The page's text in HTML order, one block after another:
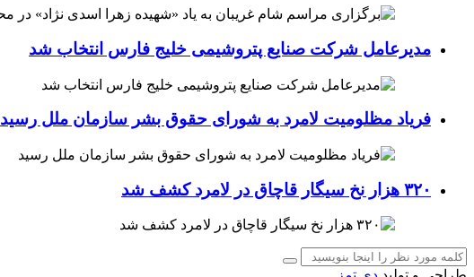
مدیرعامل شرکت صنایع پتروشیمی خلیج فارس انتخاب شد
فریاد مظلومیت لامرد به شورای حقوق بشر سازمان ملل رسید
۳۲۰ هزار نخ سیگار قاچاق در لامرد کشف شد